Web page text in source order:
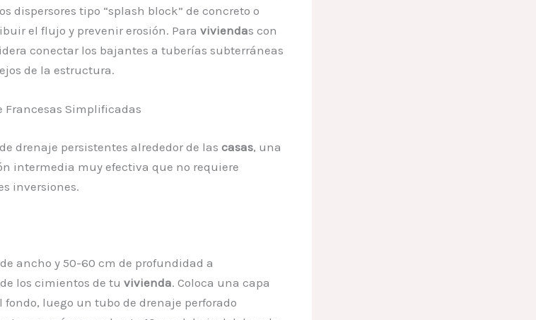
dispersores tipo “splash block” de concreto o
el flujo y prevenir erosión. Para viviendas con
conectar los bajantes a tuberías subterráneas
de la estructura.
Francesas Simplificadas
drenaje persistentes alrededor de las casas, una
intermedia muy efectiva que no requiere
inversiones.
ancho y 50-60 cm de profundidad a
los cimientos de tu vivienda. Coloca una capa
fondo, luego un tubo de drenaje perforado